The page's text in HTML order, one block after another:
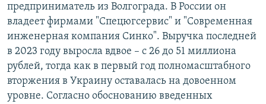
предприниматель из Волгограда. В России он
владеет фирмами "Спецюгсервис" и "Современная
инженерная компания Синко". Выручка последней
в 2023 году выросла вдвое – с 26 до 51 миллиона
рублей, тогда как в первый год полномасштабного
вторжения в Украину оставалась на довоенном
уровне. Согласно обоснованию введенных